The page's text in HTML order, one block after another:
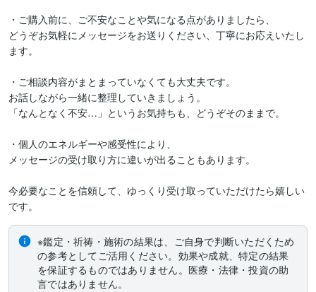
・ご購入前に、ご不安なことや気になる点がありましたら、
どうぞお気軽にメッセージをお送りください、丁寧にお応えいたし
ます。
・ご相談内容がまとまっていなくても大丈夫です。
お話しながら一緒に整理していきましょう。
「なんとなく不安…」というお気持ちも、どうぞそのままで。
・個人のエネルギーや感受性により、
メッセージの受け取り方に違いが出ることもあります。
今必要なことを信頼して、ゆっくり受け取っていただけたら嬉しい
です。
※鑑定・祈祷・施術の結果は、ご自身で判断いただくため
の参考としてご活用ください。効果や成就、特定の結果
を保証するものではありません。医療・法律・投資の助
言ではありません。